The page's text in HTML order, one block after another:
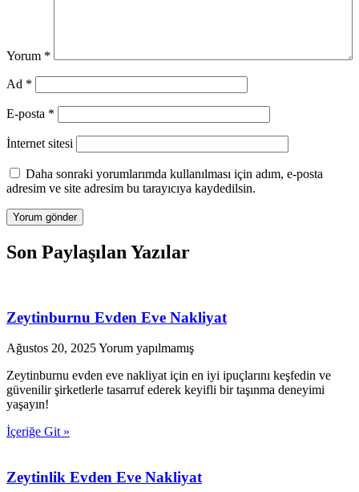
Yorum *
Ad *
E-posta *
İnternet sitesi
Daha sonraki yorumlarımda kullanılması için adım, e-posta
adresim ve site adresim bu tarayıcıya kaydedilsin.
Son Paylaşılan Yazılar
Zeytinburnu Evden Eve Nakliyat
Ağustos 20, 2025Yorum yapılmamış
Zeytinburnu evden eve nakliyat için en iyi ipuçlarını keşfedin ve
güvenilir şirketlerle tasarruf ederek keyifli bir taşınma deneyimi
yaşayın!
İçeriğe Git »
Zeytinlik Evden Eve Nakliyat